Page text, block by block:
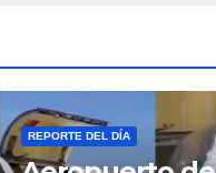
REPORTE DEL DÍA